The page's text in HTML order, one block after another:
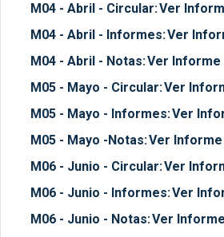
M04 - Abril - Circular:Ver
M04 - Abril - Informes:Ver
M04 - Abril - Notas:Ver Informe
M05 - Mayo - Circular:Ver
M05 - Mayo - Informes:Ver
M05 - Mayo -Notas:Ver Informe
M06 - Junio - Circular:Ver
M06 - Junio - Informes:Ver
M06 - Junio - Notas:Ver Informe